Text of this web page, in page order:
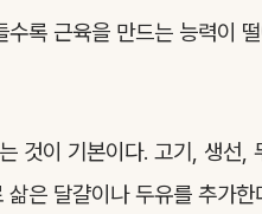
록 근육을 만드는 능력이
것이 기본이다. 고기, 생선,
은 달걀이나 두유를 추가한